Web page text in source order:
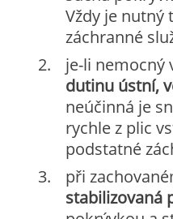
Vždy je nutný
záchranné
je-li nemocný
dutinu ústní,
neúčinná je
rychle z plic
podstatné
při
stabilizovaná